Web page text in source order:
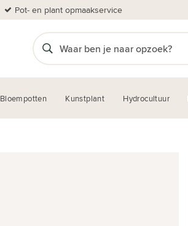
Pot- en plant opmaakservice
Bloempotten Kunstplant Hydrocultuur